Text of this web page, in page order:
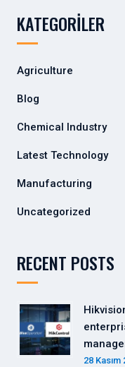
KATEGORILER
Agriculture
Blog
Chemical Industry
Latest Technology
Manufacturing
Uncategorized
RECENT POSTS
28 Kasım